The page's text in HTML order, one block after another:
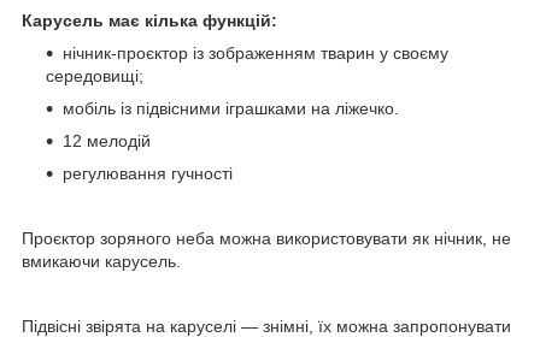
Карусель має кілька функцій:
нічник-проєктор із зображенням тварин у своєму
середовищі;
мобіль із підвісними іграшками на ліжечко.
12 мелодій
регулювання гучності
Проєктор зоряного неба можна використовувати як нічник, не
вмикаючи карусель.
Підвісні звірята на каруселі — знімні, їх можна запропонувати